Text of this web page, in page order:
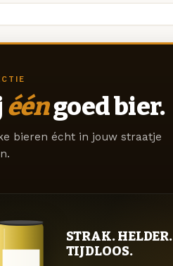
ééngoed bier.
bieren écht in jouw straatje
STRAK. HELDER.
TIJDLOOS.